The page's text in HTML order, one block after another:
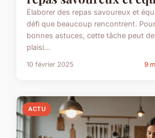
Élaborer des repas savoureux et
défi que beaucoup rencontrent.
bonnes astuces, cette tâche peut
plaisi...
10 février 2025 9
ACTU